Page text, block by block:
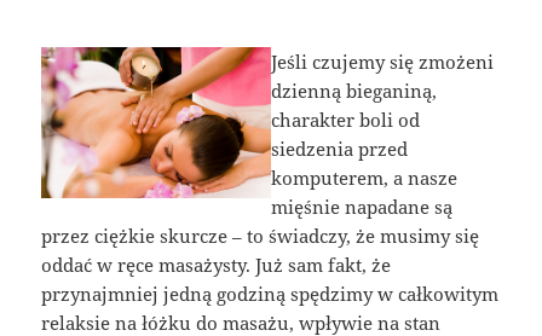
Jeśli czujemy się zmożeni
dzienną bieganiną,
charakter boli od
siedzenia przed
komputerem, a nasze
mięśnie napadane są
przez ciężkie skurcze – to świadczy, że musimy się
oddać w ręce masażysty. Już sam fakt, że
przynajmniej jedną godziną spędzimy w całkowitym
relaksie na łóżku do masażu, wpływie na stan